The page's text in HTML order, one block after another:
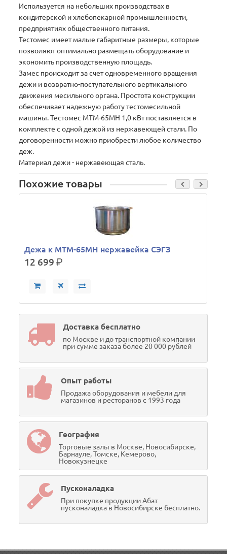
Используется на небольших производствах в
кондитерской и хлебопекарной промышленности,
предприятиях общественного питания.
Тестомес имеет малые габаритные размеры, которые
позволяют оптимально размещать оборудование и
экономить производственную площадь.
Замес происходит за счет одновременного вращения
дежи и возвратно-поступательного вертикального
движения месильного органа. Простота конструкции
обеспечивает надежную работу тестомесильной
машины. Тестомес МТМ-65МН 1,0 кВт поставляется в
комплекте с одной дежой из нержавеющей стали. По
договоренности можно приобрести любое количество
деж.
Материал дежи - нержавеющая сталь.
Похожие товары
Дежа к МТМ-65МН нержавейка СЭГЗ
12 699р.
Доставка бесплатно
по Москве и до транспортной компании
при сумме заказа более 20 000 рублей
Опыт работы
Продажа оборудования и мебели для
магазинов и ресторанов с 1993 года
География
Торговые залы в Москве, Новосибирске,
Барнауле, Томске, Кемерово,
Новокузнецке
Пусконаладка
При покупке продукции Абат
пусконаладка в Новосибирске бесплатно.